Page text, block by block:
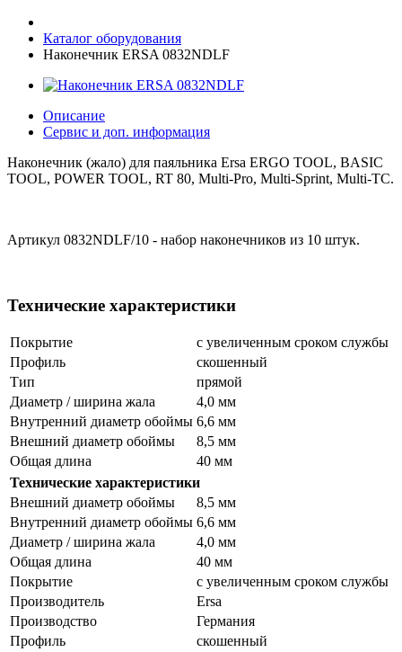
Каталог оборудования
Наконечник ERSA 0832NDLF
Описание
Сервис и доп. информация
Наконечник (жало) для паяльника Ersa ERGO TOOL, BASIC
TOOL, POWER TOOL, RT 80, Multi-Pro, Multi-Sprint, Multi-TC.
Артикул 0832NDLF/10 - набор наконечников из 10 штук.
Технические характеристики
Покрытие
с увеличенным сроком службы
Профиль
скошенный
Тип
прямой
Диаметр / ширина жала
4,0 мм
Внутренний диаметр обоймы 6,6 мм
Внешний диаметр обоймы
8,5 мм
Общая длина
40 мм
Технические характеристики
Внешний диаметр обоймы
8,5 мм
Внутренний диаметр обоймы 6,6 мм
Диаметр / ширина жала
4,0 мм
Общая длина
40 мм
Покрытие
с увеличенным сроком службы
Производитель
Ersa
Производство
Германия
Профиль
скошенный